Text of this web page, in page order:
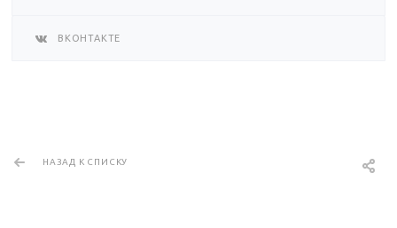
ВКОНТАКТЕ
НАЗАД К СПИСКУ